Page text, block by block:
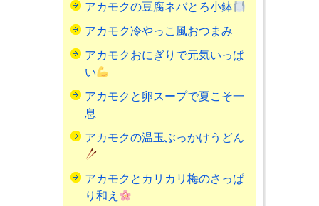
アカモクの豆腐ネバとろ小鉢
アカモク冷やっこ風おつまみ
アカモクおにぎりで元気いっぱ
い
アカモクと卵スープで夏こそ一
息
アカモクの温玉ぶっかけうどん
アカモクとカリカリ梅のさっぱ
り和え